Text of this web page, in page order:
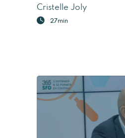
Cristelle Joly
27min